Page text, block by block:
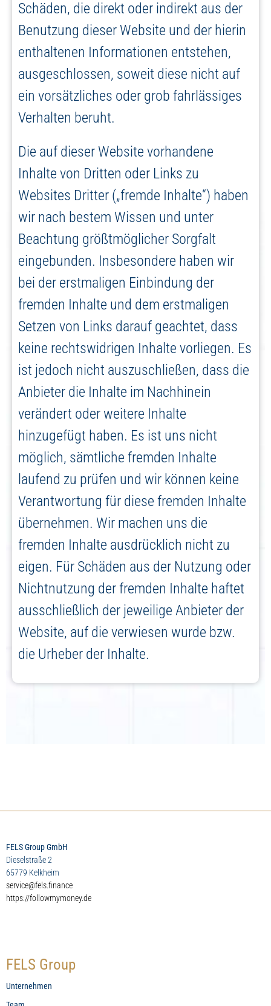
Schäden, die direkt oder indirekt aus der
Benutzung dieser Website und der hierin
enthaltenen Informationen entstehen,
ausgeschlossen, soweit diese nicht auf
ein vorsätzliches oder grob fahrlässiges
Verhalten beruht.
Die auf dieser Website vorhandene
Inhalte von Dritten oder Links zu
Websites Dritter („fremde Inhalte“) haben
wir nach bestem Wissen und unter
Beachtung größtmöglicher Sorgfalt
eingebunden. Insbesondere haben wir
bei der erstmaligen Einbindung der
fremden Inhalte und dem erstmaligen
Setzen von Links darauf geachtet, dass
keine rechtswidrigen Inhalte vorliegen. Es
ist jedoch nicht auszuschließen, dass die
Anbieter die Inhalte im Nachhinein
verändert oder weitere Inhalte
hinzugefügt haben. Es ist uns nicht
möglich, sämtliche fremden Inhalte
laufend zu prüfen und wir können keine
Verantwortung für diese fremden Inhalte
übernehmen. Wir machen uns die
fremden Inhalte ausdrücklich nicht zu
eigen. Für Schäden aus der Nutzung oder
Nichtnutzung der fremden Inhalte haftet
ausschließlich der jeweilige Anbieter der
Website, auf die verwiesen wurde bzw.
die Urheber der Inhalte.
FELS Group GmbH
Dieselstraße 2
65779 Kelkheim
service@fels.finance
https://followmymoney.de
FELS Group
Unternehmen